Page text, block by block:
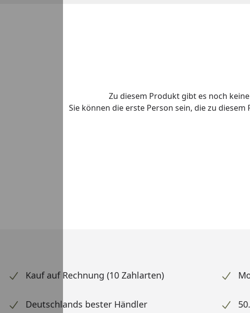
Zu diesem Produkt gibt es noch
Sie können die erste Person sein, die zu
Kauf auf Rechnung (10 Zahlarten)
Deutschlands bester Händler